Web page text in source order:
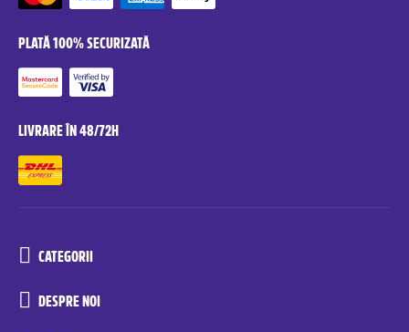
PLATĂ 100% SECURIZATĂ
LIVRARE ÎN 48/72H
CATEGORII
DESPRE NOI